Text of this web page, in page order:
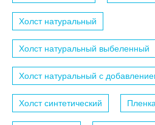
Холст натуральный
Холст натуральный выбеленный
Холст натуральный с
Холст синтетический